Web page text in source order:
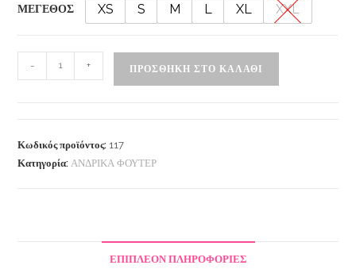
ΜΕΓΕΘΟΣ XS S M L XL XXL
- + ΠΡΟΣΘΉΚΗ ΣΤΟ ΚΑΛΆΘΙ
Κωδικός προϊόντος: 117
Κατηγορία: ΑΝΔΡΙΚΑ ΦΟΥΤΕΡ
ΕΠΙΠΛΈΟΝ ΠΛΗΡΟΦΟΡΊΕΣ